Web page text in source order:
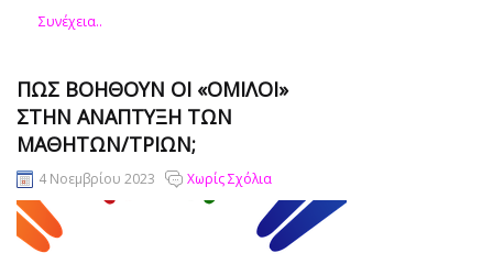
Συνέχεια..
ΠΏΣ ΒΟΗΘΟΎΝ ΟΙ «ΌΜΙΛΟΙ»
ΣΤΗΝ ΑΝΆΠΤΥΞΗ ΤΩΝ
ΜΑΘΗΤΏΝ/ΤΡΙΏΝ;
4 Νοεμβρίου 2023 Χωρίς Σχόλια